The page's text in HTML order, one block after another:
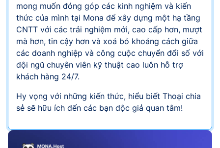
mong muốn đóng góp các kinh nghiệm và kiến
thức của mình tại Mona để xây dựng một hạ tầng
CNTT với các trải nghiệm mới, cao cấp hơn, mượt
mà hơn, tin cậy hơn và xoá bỏ khoảng cách giữa
các doanh nghiệp và công cuộc chuyển đổi số với
đội ngũ chuyên viên kỹ thuật cao luôn hỗ trợ
khách hàng 24/7.
Hy vọng với những kiến thức, hiểu biết Thoại chia
sẻ sẽ hữu ích đến các bạn độc giả quan tâm!